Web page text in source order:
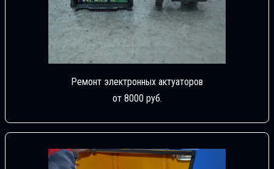
Ремонт электронных актуаторов
от 8000 руб.